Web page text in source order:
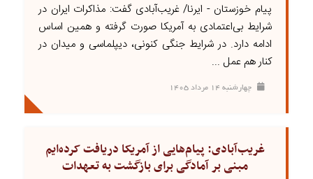
پیام خوزستان - ایرنا/ غریب‌آبادی گفت: مذاکرات ایران در
شرایط بی‌اعتمادی به آمریکا صورت گرفته و همین اساس
ادامه دارد. در شرایط جنگی کنونی، دیپلماسی و میدان در
کنار هم عمل ...
چهارشنبه ۱۴ مرداد ۱۴۰۵
غریب‌آبادی: پیام‌هایی از آمریکا دریافت کرده‌ایم
مبنی بر آمادگی برای بازگشت به تعهدات